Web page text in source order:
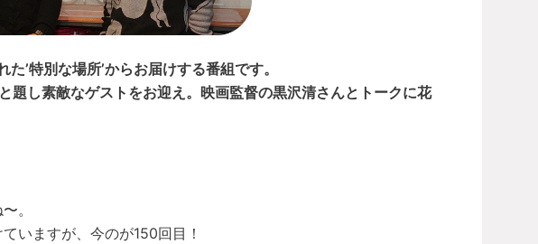
’特別な場所’からお届けする番組です。
題し素敵なゲストをお迎え。映画監督の黒沢清さんとトークに花
。
いますが、今のが150回目！